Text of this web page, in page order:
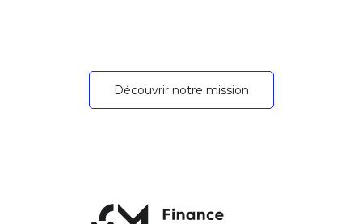
Découvrir notre mission